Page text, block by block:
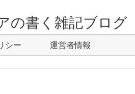
の書く雑記ブログ
シー 運営者情報